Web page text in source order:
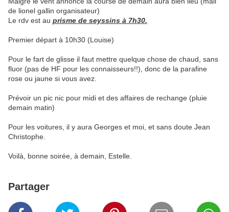
de lionel gallin organisateur)
Le rdv est au prisme de seyssins à 7h30.
Premier départ à 10h30 (Louise)
Pour le fart de glisse il faut mettre quelque chose de chaud, sans
fluor (pas de HF pour les connaisseurs!!), donc de la parafine
rose ou jaune si vous avez.
Prévoir un pic nic pour midi et des affaires de rechange (pluie
demain matin)
Pour les voitures, il y aura Georges et moi, et sans doute Jean
Christophe.
Voilà, bonne soirée, à demain, Estelle.
Partager